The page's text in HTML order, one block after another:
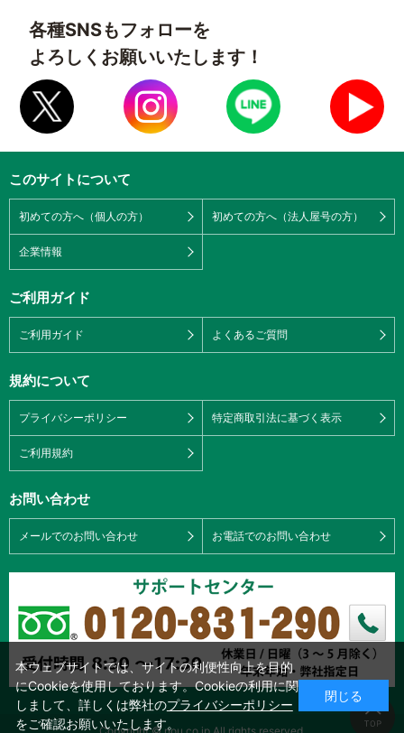
各種SNSもフォローを
よろしくお願いいたします！
このサイトについて
初めての方へ（個人の方） 初めての方へ（法人屋号の方）
企業情報
ご利用ガイド
ご利用ガイド よくあるご質問
規約について
プライバシーポリシー 特定商取引法に基づく表示
ご利用規約
お問い合わせ
メールでのお問い合わせ お電話でのお問い合わせ
Copyright © nou.co.jp All rights reserved.
本ウェブサイトでは、サイトの利便性向上を目的
にCookieを使用しております。Cookieの利用に関
しまして、詳しくは弊社のプライバシーポリシー
をご確認お願いいたします。
閉じる